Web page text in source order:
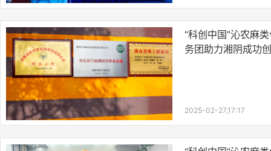
“科创中国”沁农麻
务团助力湘阴成功
2025-02-27,17:17